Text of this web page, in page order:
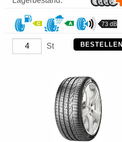
73 dB
St BESTELLEN